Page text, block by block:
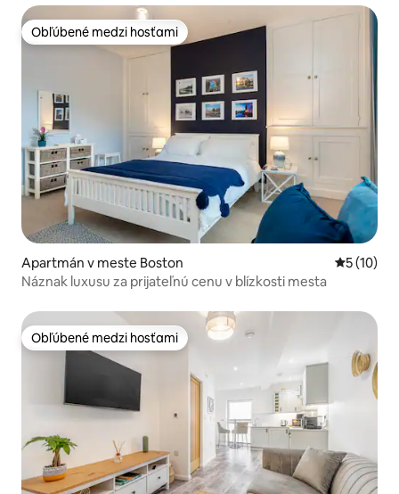
Obľúbené medzi hosťami
Obľúbené medzi hosťami
Apartmán v meste Boston
5 (10)
Náznak luxusu za prijateľnú cenu v blízkosti mesta
Obľúbené medzi hosťami
Obľúbené medzi hosťami